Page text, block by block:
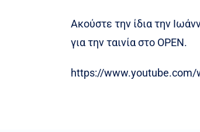
Ακούστε την ίδια την
για την ταινία στο OPEN.
https://www.youtube.com/